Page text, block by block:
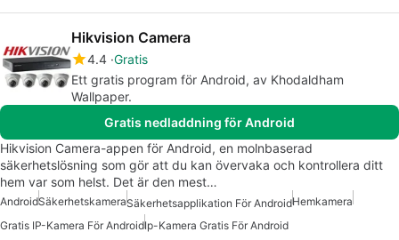
Hikvision Camera
4.4 Gratis
Ett gratis program för Android, av Khodaldham
Wallpaper.
Gratis nedladdning för Android
Hikvision Camera-appen för Android, en molnbaserad
säkerhetslösning som gör att du kan övervaka och kontrollera ditt
hem var som helst. Det är den mest…
AndroidSäkerhetskameraSäkerhetsapplikation För AndroidHemkamera
Gratis IP-Kamera För AndroidIp-Kamera Gratis För Android